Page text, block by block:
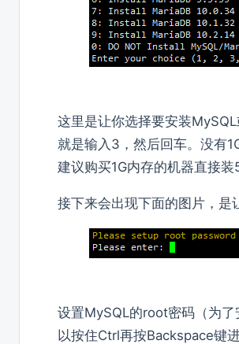
这里是让你选择要安装
就是输入3，然后回车。没有
建议购买1G内存的机器直接装
接下来会出现下面的图片，是
设置MySQL的root密码（为
以按住Ctrl再按Backspace键